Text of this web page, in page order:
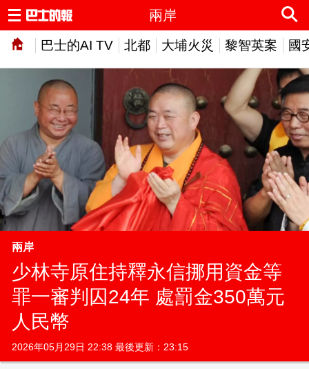
巴士的AI TV 北都 大埔火災 黎智英案 國
兩岸
兩岸
少林寺原住持釋永信挪用資金等
罪一審判囚24年 處罰金350萬元
人民幣
2026年05月29日 22:38 最後更新：23:15